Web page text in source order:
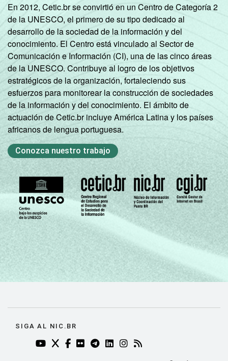
En 2012, Cetic.br se convirtió en un Centro de Categoría 2
de la UNESCO, el primero de su tipo dedicado al
desarrollo de la sociedad de la información y del
conocimiento. El Centro está vinculado al Sector de
Comunicación e Información (CI), una de las cinco áreas
de la UNESCO. Contribuye al logro de los objetivos
estratégicos de la organización, fortaleciendo sus
esfuerzos para monitorear la construcción de sociedades
de la información y del conocimiento. El ámbito de
actuación de Cetic.br incluye América Latina y los países
africanos de lengua portuguesa.
Conozca nuestro trabajo
SIGA AL NIC.BR
YOUTUBE DO NIC.BR (ABRE EM NOVA ABA)
TWITTER DO NIC.BR (ABRE EM NOVA ABA)
FACEBOOK DO NIC.BR (ABRE EM NOVA
FLICKR DO NIC.BR (ABRE EM NOVA
TELEGRAM DO NIC.BR (ABRE EM
LINKEDIN DO NIC.BR (ABRE
INSTAGRAM DO NIC.BR
RSS DO NIC.BR (ABRE